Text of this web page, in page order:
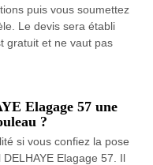
puis vous soumettez
Le devis sera établi
gratuit et ne vaut pas
Elagage 57 une
?
si vous confiez la pose
Elagage 57. Il